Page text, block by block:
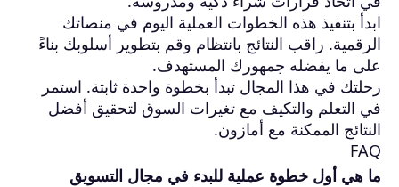
ابدأ بتنفيذ هذه الخطوات العملية اليوم في منصاتك
الرقمية. راقب النتائج بانتظام وقم بتطوير أسلوبك بناءً
على ما يفضله جمهورك المستهدف.
رحلتك في هذا المجال تبدأ بخطوة واحدة ثابتة. استمر
في التعلم والتكيف مع تغيرات السوق لتحقيق أفضل
النتائج الممكنة مع أمازون.
FAQ
ما هي أول خطوة عملية للبدء في مجال التسويق